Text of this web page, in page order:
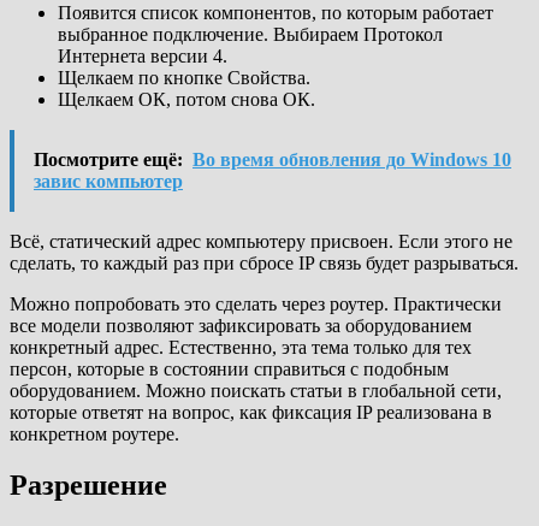
Появится список компонентов, по которым работает
выбранное подключение. Выбираем Протокол
Интернета версии 4.
Щелкаем по кнопке Свойства.
Щелкаем ОК, потом снова ОК.
Посмотрите ещё: Во время обновления до Windows 10
завис компьютер
Всё, статический адрес компьютеру присвоен. Если этого не
сделать, то каждый раз при сбросе IP связь будет разрываться.
Можно попробовать это сделать через роутер. Практически
все модели позволяют зафиксировать за оборудованием
конкретный адрес. Естественно, эта тема только для тех
персон, которые в состоянии справиться с подобным
оборудованием. Можно поискать статьи в глобальной сети,
которые ответят на вопрос, как фиксация IP реализована в
конкретном роутере.
Разрешение